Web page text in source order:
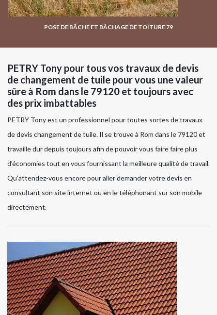
POSE DE BÂCHE ET BÂCHAGE DE TOITURE 79
PETRY Tony pour tous vos travaux de devis
de changement de tuile pour vous une valeur
sûre à Rom dans le 79120 et toujours avec
des prix imbattables
PETRY Tony est un professionnel pour toutes sortes de travaux
de devis changement de tuile. Il se trouve à Rom dans le 79120 et
travaille dur depuis toujours afin de pouvoir vous faire faire plus
d’économies tout en vous fournissant la meilleure qualité de travail.
Qu’attendez-vous encore pour aller demander votre devis en
consultant son site internet ou en le téléphonant sur son mobile
directement.